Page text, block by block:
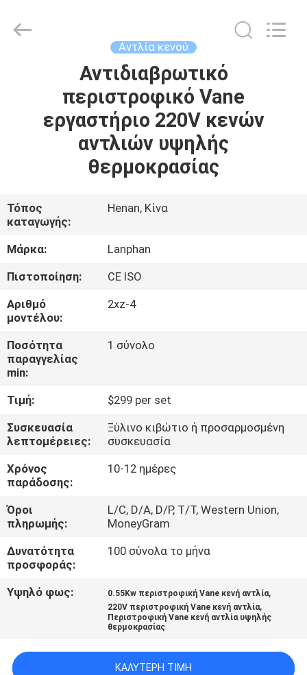
ΠΡΟΪΌΝΤΑ
ΠΕΡΊΠΟΥ
ΕΜΕΊΣ
ΓΎΡΟΣ
ΕΡΓΟΣΤΑΣΊΩΝ
ΠΟΙΟΤΙΚΌΣ
ΈΛΕΓΧΟΣ
ΜΑΣ
ΕΛΆΤΕ
ΣΕ
ΕΠΑΦΉ
ΜΕ
ΖΗΤΉΣΤΕ
ΈΝΑ
ΑΠΌΣΠΑΣΜΑ
Industry
Co.,Ltd.
Αντλία κενού
Αντιδιαβρωτικό
περιστροφικό Vane
εργαστήριο 220V κενών
αντλιών υψηλής
θερμοκρασίας
Τόπος
καταγωγής:
Henan, Κίνα
Μάρκα:
Lanphan
Πιστοποίηση:
CE ISO
Αριθμό
μοντέλου:
2xz-4
Ποσότητα
παραγγελίας
min:
1 σύνολο
Τιμή:
$299 per set
Συσκευασία
λεπτομέρειες:
Ξύλινο κιβώτιο ή προσαρμοσμένη
συσκευασία
Χρόνος
παράδοσης:
10-12 ημέρες
Όροι
πληρωμής:
L/C, D/A, D/P, T/T, Western Union,
MoneyGram
Δυνατότητα
προσφοράς:
100 σύνολα το μήνα
Υψηλό φως: 0.55Kw περιστροφική Vane κενή αντλία,
220V περιστροφική Vane κενή αντλία,
Περιστροφική Vane κενή αντλία υψηλής
θερμοκρασίας
ΚΑΛΎΤΕΡΗ ΤΙΜΉ